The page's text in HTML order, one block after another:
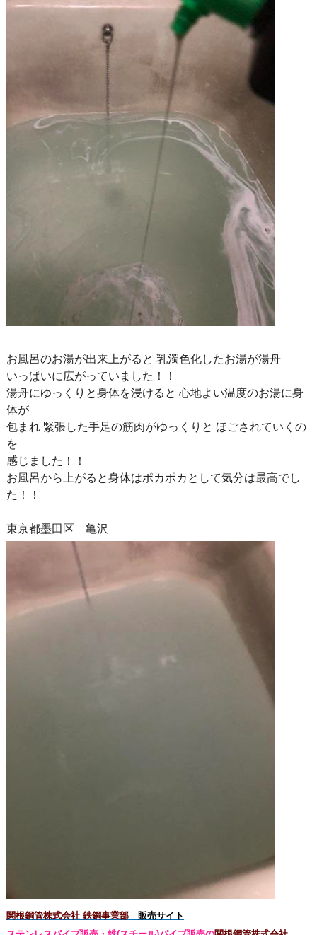
お風呂のお湯が出来上がると 乳濁色化したお湯が湯舟
いっぱいに広がっていました！！
湯舟にゆっくりと身体を浸けると 心地よい温度のお湯に身
体が
包まれ 緊張した手足の筋肉がゆっくりと ほごされていくの
を
感じました！！
お風呂から上がると身体はポカポカとして気分は最高でし
た！！
東京都墨田区 亀沢
関根鋼管株式会社 鉄鋼事業部 販売サイト